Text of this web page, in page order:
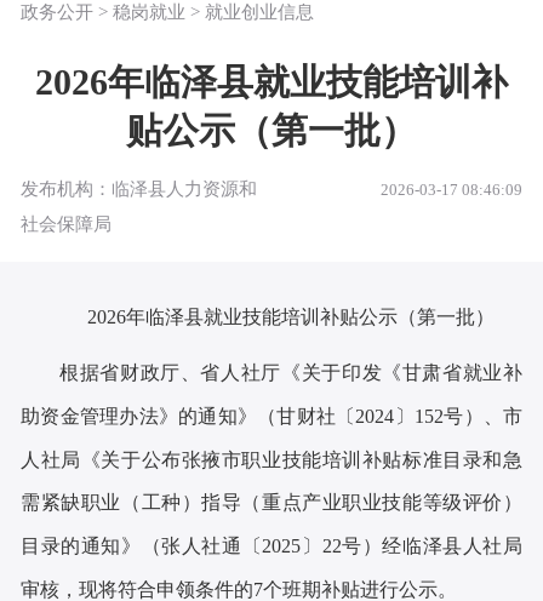
政务公开 >稳岗就业 > 就业创业信息
2026年临泽县就业技能培训补
贴公示（第一批）
发布机构：临泽县人力资源和
社会保障局
2026-03-17 08:46:09
2026年临泽县就业技能培训补贴公示（第一批）
根据省财政厅、省人社厅《关于印发《甘肃省就业补
助资金管理办法》的通知》 （甘财社〔 2024〕152号） 、市
人社局《关于公布张掖市职业技能培训补贴标准目录和急
需紧缺职业（工种）指导（重点产业职业技能等级评价）
目录的通知》（张人社通 〔 2025〕22号）经临泽县人社局
审核，现将符合申领条件的7个班期补贴进行公示。